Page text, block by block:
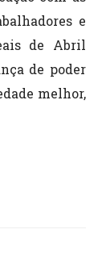
e
de Abril
de poder
melhor,